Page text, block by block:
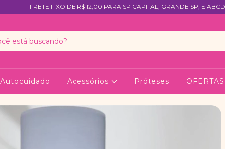
FRETE FIXO DE R$ 12,00 PARA SP CAPITAL, GRANDE SP, E ABCD
Autocuidado Acessórios Próteses OFERTAS